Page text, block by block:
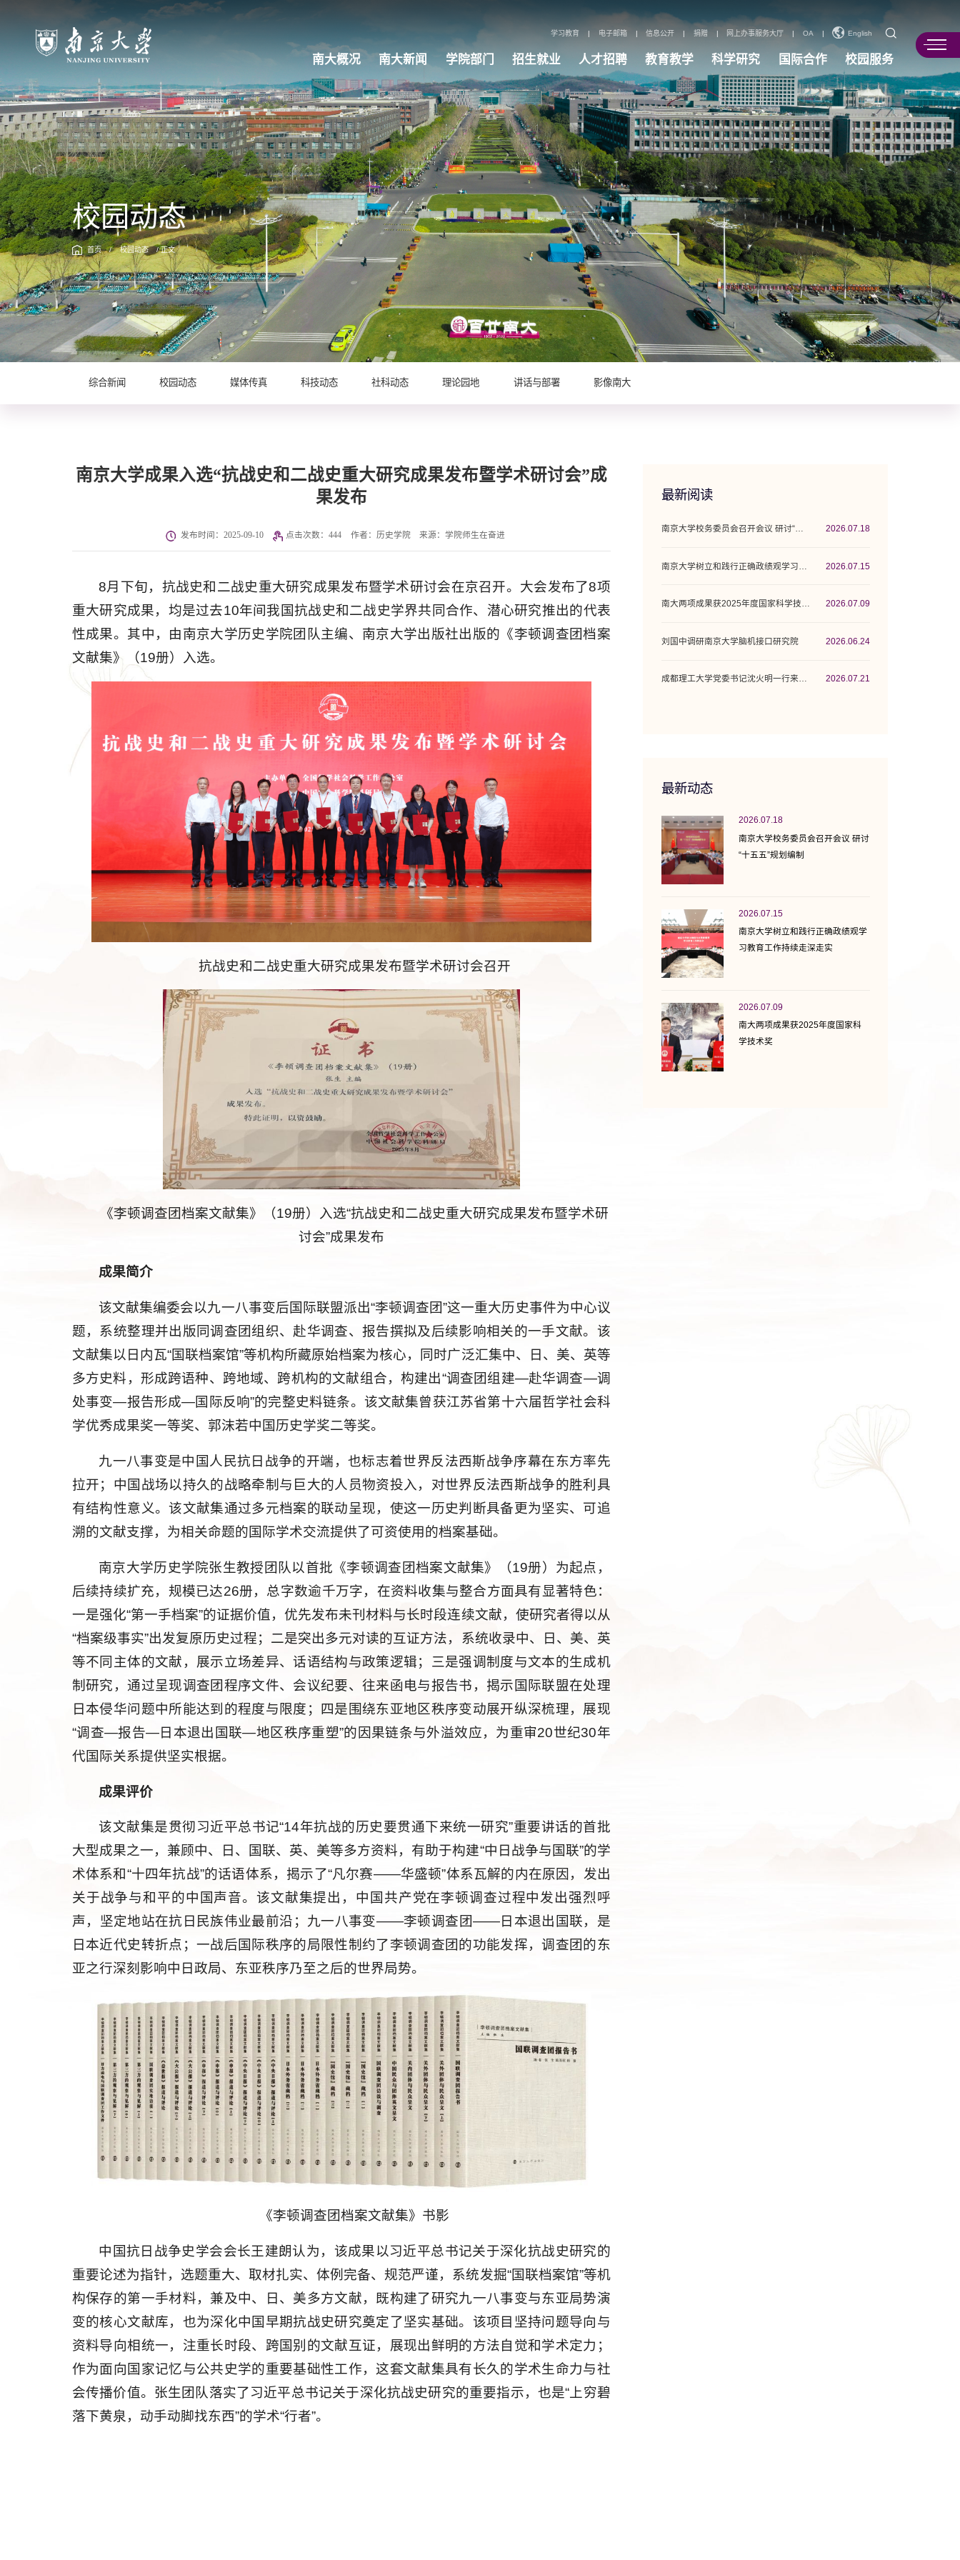
学习教育 | 电子邮箱 | 信息公开 | 捐赠 | 网上办事服务大厅 | OA | English
南大概况 南大新闻 学院部门 招生就业 人才招聘 教育教学 科学研究 国际合作 校园服务
校园动态
首页 / 校园动态 / 正文
综合新闻 校园动态 媒体传真 科技动态 社科动态 理论园地 讲话与部署 影像南大
南京大学成果入选“抗战史和二战史重大研究成果发布暨学术研讨会”成
果发布
发布时间：2025-09-10 点击次数：444 作者：历史学院 来源：学院师生在奋进
8月下旬，抗战史和二战史重大研究成果发布暨学术研讨会在京召开。大会发布了8项
重大研究成果，均是过去10年间我国抗战史和二战史学界共同合作、潜心研究推出的代表
性成果。其中，由南京大学历史学院团队主编、南京大学出版社出版的《李顿调查团档案
文献集》（19册）入选。
抗战史和二战史重大研究成果发布暨学术研讨会召开
《李顿调查团档案文献集》（19册）入选“抗战史和二战史重大研究成果发布暨学术研
讨会”成果发布
成果简介
该文献集编委会以九一八事变后国际联盟派出“李顿调查团”这一重大历史事件为中心议
题，系统整理并出版同调查团组织、赴华调查、报告撰拟及后续影响相关的一手文献。该
文献集以日内瓦“国联档案馆”等机构所藏原始档案为核心，同时广泛汇集中、日、美、英等
多方史料，形成跨语种、跨地域、跨机构的文献组合，构建出“调查团组建—赴华调查—调
处事变—报告形成—国际反响”的完整史料链条。该文献集曾获江苏省第十六届哲学社会科
学优秀成果奖一等奖、郭沫若中国历史学奖二等奖。
九一八事变是中国人民抗日战争的开端，也标志着世界反法西斯战争序幕在东方率先
拉开；中国战场以持久的战略牵制与巨大的人员物资投入，对世界反法西斯战争的胜利具
有结构性意义。该文献集通过多元档案的联动呈现，使这一历史判断具备更为坚实、可追
溯的文献支撑，为相关命题的国际学术交流提供了可资使用的档案基础。
南京大学历史学院张生教授团队以首批《李顿调查团档案文献集》（19册）为起点，
后续持续扩充，规模已达26册，总字数逾千万字，在资料收集与整合方面具有显著特色：
一是强化“第一手档案”的证据价值，优先发布未刊材料与长时段连续文献，使研究者得以从
“档案级事实”出发复原历史过程；二是突出多元对读的互证方法，系统收录中、日、美、英
等不同主体的文献，展示立场差异、话语结构与政策逻辑；三是强调制度与文本的生成机
制研究，通过呈现调查团程序文件、会议纪要、往来函电与报告书，揭示国际联盟在处理
日本侵华问题中所能达到的程度与限度；四是围绕东亚地区秩序变动展开纵深梳理，展现
“调查—报告—日本退出国联—地区秩序重塑”的因果链条与外溢效应，为重审20世纪30年
代国际关系提供坚实根据。
成果评价
该文献集是贯彻习近平总书记“14年抗战的历史要贯通下来统一研究”重要讲话的首批
大型成果之一，兼顾中、日、国联、英、美等多方资料，有助于构建“中日战争与国联”的学
术体系和“十四年抗战”的话语体系，揭示了“凡尔赛——华盛顿”体系瓦解的内在原因，发出
关于战争与和平的中国声音。该文献集提出，中国共产党在李顿调查过程中发出强烈呼
声，坚定地站在抗日民族伟业最前沿；九一八事变——李顿调查团——日本退出国联，是
日本近代史转折点；一战后国际秩序的局限性制约了李顿调查团的功能发挥，调查团的东
亚之行深刻影响中日政局、东亚秩序乃至之后的世界局势。
《李顿调查团档案文献集》书影
中国抗日战争史学会会长王建朗认为，该成果以习近平总书记关于深化抗战史研究的
重要论述为指针，选题重大、取材扎实、体例完备、规范严谨，系统发掘“国联档案馆”等机
构保存的第一手材料，兼及中、日、美多方文献，既构建了研究九一八事变与东亚局势演
变的核心文献库，也为深化中国早期抗战史研究奠定了坚实基础。该项目坚持问题导向与
资料导向相统一，注重长时段、跨国别的文献互证，展现出鲜明的方法自觉和学术定力；
作为面向国家记忆与公共史学的重要基础性工作，这套文献集具有长久的学术生命力与社
会传播价值。张生团队落实了习近平总书记关于深化抗战史研究的重要指示，也是“上穷碧
落下黄泉，动手动脚找东西”的学术“行者”。
最新阅读
南京大学校务委员会召开会议 研讨“十五五”... 2026.07.18
2026.07.15
2026.07.09
刘国中调研南京大学脑机接口研究院 2026.06.24
2026.07.21
最新动态
2026.07.18
南京大学校务委员会召开会议 研讨
“十五五”规划编制
2026.07.15
南京大学树立和践行正确政绩观学
习教育工作持续走深走实
2026.07.09
南大两项成果获2025年度国家科
学技术奖